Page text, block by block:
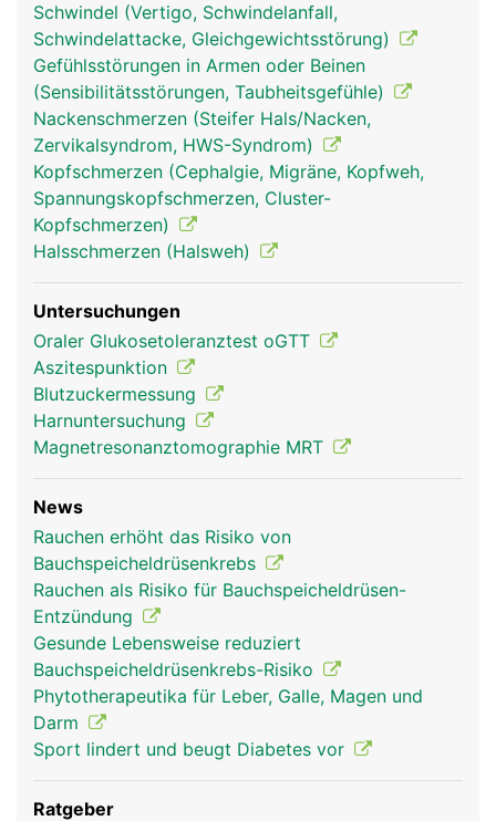
bauchspeicheldrüse
pankreas frau
bauchspeicheldrüse
Schwindel (Vertigo, Schwindelanfall,
Schwindelattacke, Gleichgewichtsstörung)
Gefühlsstörungen in Armen oder Beinen
(Sensibilitätsstörungen, Taubheitsgefühle)
Nackenschmerzen (Steifer Hals/Nacken,
Zervikalsyndrom, HWS-Syndrom)
Kopfschmerzen (Cephalgie, Migräne, Kopfweh,
Spannungskopfschmerzen, Cluster-
Kopfschmerzen)
Halsschmerzen (Halsweh)
Untersuchungen
Oraler Glukosetoleranztest oGTT
Aszitespunktion
Blutzuckermessung
Harnuntersuchung
Magnetresonanztomographie MRT
News
Rauchen erhöht das Risiko von
Bauchspeicheldrüsenkrebs
Rauchen als Risiko für Bauchspeicheldrüsen-
Entzündung
Gesunde Lebensweise reduziert
Bauchspeicheldrüsenkrebs-Risiko
Phytotherapeutika für Leber, Galle, Magen und
Darm
Sport lindert und beugt Diabetes vor
Ratgeber